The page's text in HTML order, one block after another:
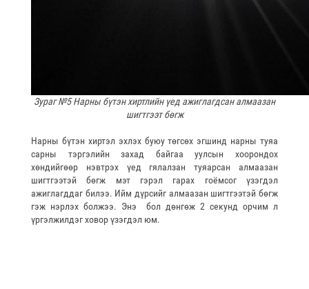
Зураг №5 Нарны бүтэн хиртлийн үед ажиглагдсан алмаазан
шигтгээт бөгж
Нарны бүтэн хиртэл эхлэх буюу төгсөх эгшинд нарны туяа
сарны тэргэлийн захад байгаа уулсын хоорондох
хөндийгөөр нэвтрэх үед гялалзан туяарсан алмаазан
шигтгээтэй бөгж мэт гэрэл гарах гоёмсог үзэгдэл
ажиглагддаг билээ. Ийм дүрсийг алмаазан шигтгээтэй бөгж
гэж нэрлэх болжээ. Энэ бол дөнгөж 2 секунд орчим л
үргэлжилдэг ховор үзэгдэл юм.